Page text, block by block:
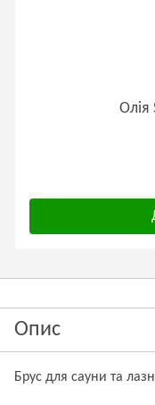
Олія
Опис
Брус для сауни та